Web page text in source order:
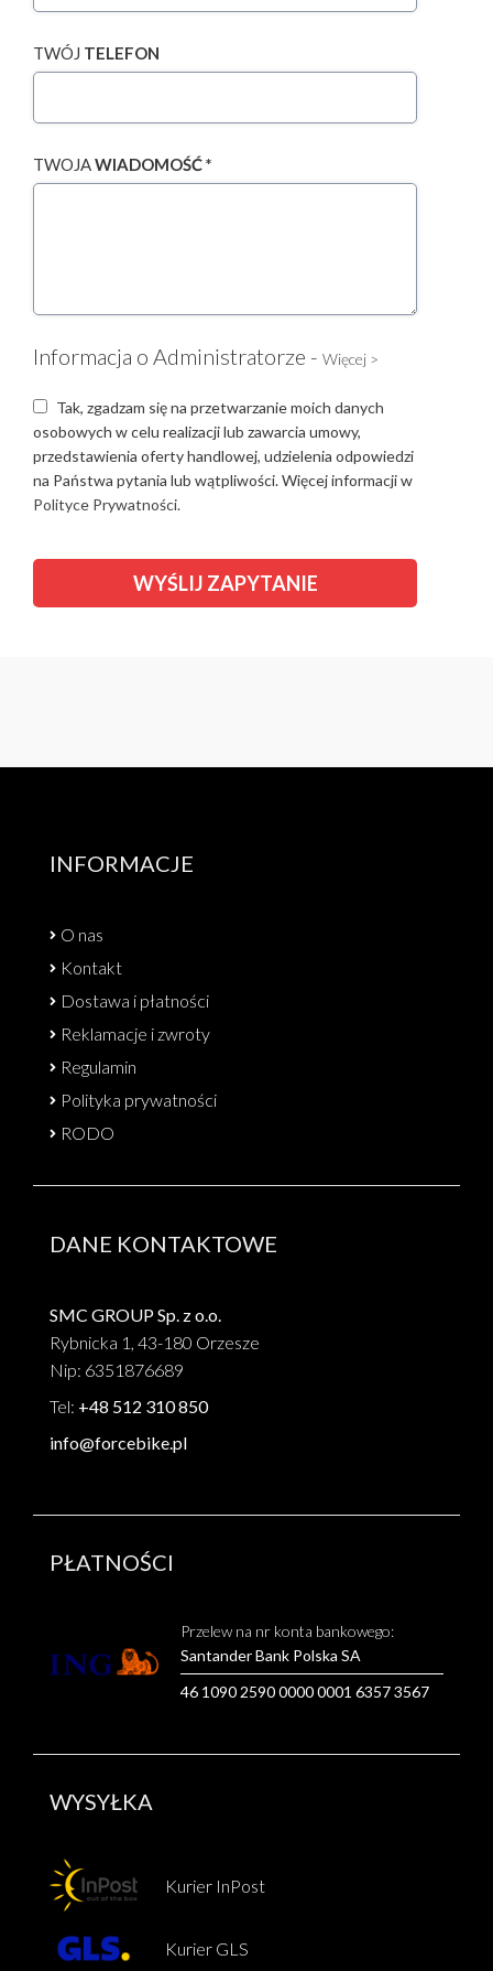
TWÓJ TELEFON
TWOJAWIADOMOŚĆ *
Informacja o Administratorze - Więcej >
Tak, zgadzam się na przetwarzanie moich danych
osobowych w celu realizacji lub zawarcia umowy,
przedstawienia oferty handlowej, udzielenia odpowiedzi
na Państwa pytania lub wątpliwości. Więcej informacji w
Polityce Prywatności.
INFORMACJE
O nas
Kontakt
Dostawa i płatności
Reklamacje i zwroty
Regulamin
Polityka prywatności
RODO
DANE KONTAKTOWE
SMC GROUP Sp. z o.o.
Rybnicka 1, 43-180 Orzesze
Nip: 6351876689
Tel: +48 512 310 850
info@forcebike.pl
PŁATNOŚCI
Przelew na nr konta bankowego:
Santander Bank Polska SA
46 1090 2590 0000 0001 6357 3567
WYSYŁKA
Kurier InPost
Kurier GLS